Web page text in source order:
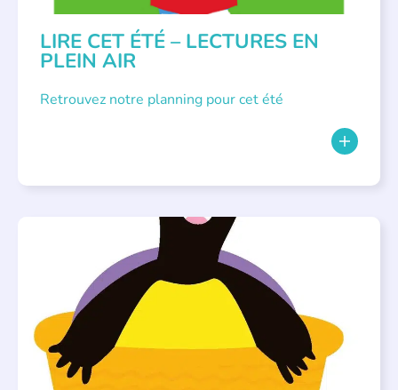
LIRE CET ÉTÉ – LECTURES EN
PLEIN AIR
Retrouvez notre planning pour cet été